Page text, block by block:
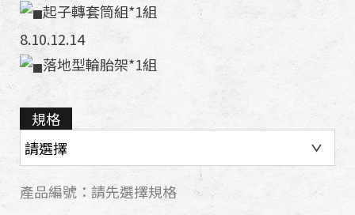
起子轉套筒組*1組
8.10.12.14
落地型輪胎架*1組
規格
產品編號：請先選擇規格